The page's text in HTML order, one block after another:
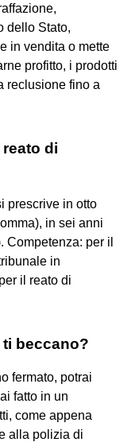
dello Stato,
in vendita o mette
profitto, i prodotti
reclusione fino a
di
prescrive in otto
in sei anni
Competenza: per il
in
il reato di
beccano?
fermato, potrai
fatto in un
come appena
alla polizia di